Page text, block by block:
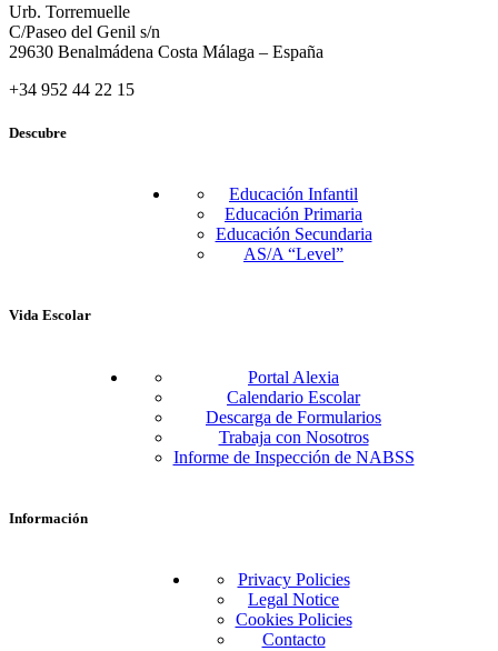
Urb. Torremuelle
C/Paseo del Genil s/n
29630 Benalmádena Costa Málaga – España
+34 952 44 22 15
Descubre
Educación Infantil
Educación Primaria
Educación Secundaria
AS/A “Level”
Vida Escolar
Portal Alexia
Calendario Escolar
Descarga de Formularios
Trabaja con Nosotros
Informe de Inspección de NABSS
Información
Privacy Policies
Legal Notice
Cookies Policies
Contacto